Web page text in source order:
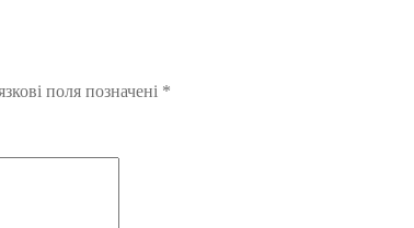
поля позначені *